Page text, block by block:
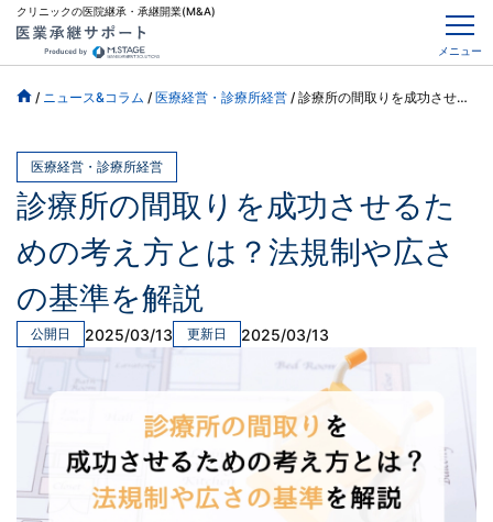
クリニックの医院継承・承継開業(M&A)
メニュー
/ ニュース&コラム / 医療経営・診療所経営 / 診療所の間取りを成功させるための考え方とは？法規制や広さの基準を解説
医療経営・診療所経営
診療所の間取りを成功させるた
めの考え方とは？法規制や広さ
の基準を解説
公開日 2025/03/13 更新日 2025/03/13